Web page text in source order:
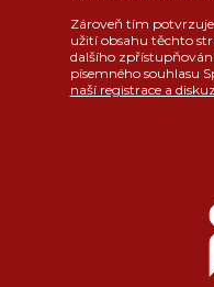
Zároveň tím
užití obsahu těchto
dalšího
písemného souhlasu
naší registrace a